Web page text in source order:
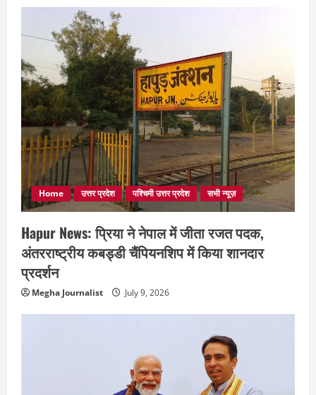
Home उत्तर प्रदेश पश्चिमी उत्तर प्रदेश सभी न्यूज़
Hapur News: प्रिया ने नेपाल में जीता रजत पदक,
अंतरराष्ट्रीय कबड्डी चैंपियनशिप में किया शानदार
प्रदर्शन
Megha Journalist July 9, 2026